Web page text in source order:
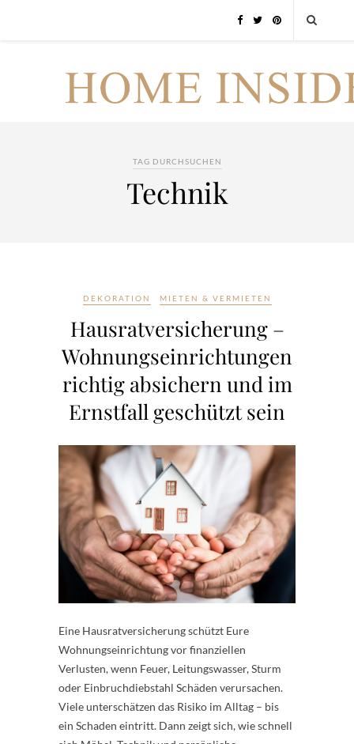
TAG DURCHSUCHEN
Technik
DEKORATION MIETEN & VERMIETEN
Hausratversicherung –
Wohnungseinrichtungen
richtig absichern und im
Ernstfall geschützt sein
Eine Hausratversicherung schützt Eure
Wohnungseinrichtung vor finanziellen
Verlusten, wenn Feuer, Leitungswasser, Sturm
oder Einbruchdiebstahl Schäden verursachen.
Viele unterschätzen das Risiko im Alltag – bis
ein Schaden eintritt. Dann zeigt sich, wie schnell